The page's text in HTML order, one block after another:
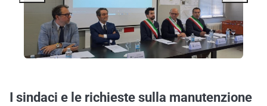
I sindaci e le richieste sulla manutenzione